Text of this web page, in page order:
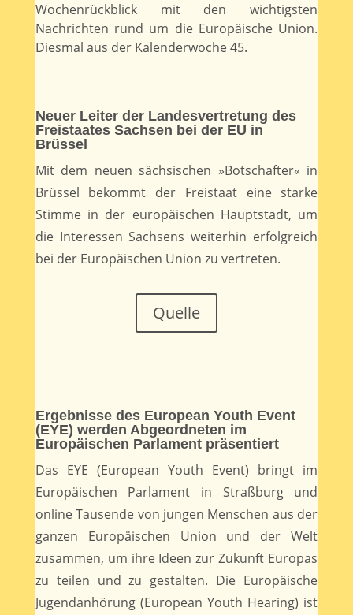
Wochenrückblick mit den wichtigsten
Nachrichten rund um die Europäische Union.
Diesmal aus der Kalenderwoche 45.
Neuer Leiter der Landesvertretung des
Freistaates Sachsen bei der EU in
Brüssel
Mit dem neuen sächsischen »Botschafter« in
Brüssel bekommt der Freistaat eine starke
Stimme in der europäischen Hauptstadt, um
die Interessen Sachsens weiterhin erfolgreich
bei der Europäischen Union zu vertreten.
Quelle
Ergebnisse des European Youth Event
(EYE) werden Abgeordneten im
Europäischen Parlament präsentiert
Das EYE (European Youth Event) bringt im
Europäischen Parlament in Straßburg und
online Tausende von jungen Menschen aus der
ganzen Europäischen Union und der Welt
zusammen, um ihre Ideen zur Zukunft Europas
zu teilen und zu gestalten. Die Europäische
Jugendanhörung (European Youth Hearing) ist